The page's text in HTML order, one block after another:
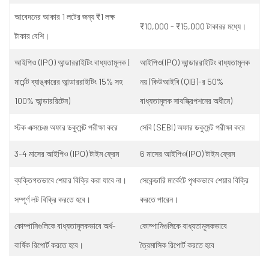
আবেদনের আকার 1 লটের জন্য ₹1 লক্ষ
টাকার বেশি।
₹10,000 - ₹15,000 টাকারর মধ্যে।
আইপিও (IPO) আন্ডাররাইটিং বাধ্যতামূলক (
মার্চেন্ট ব্যাঙ্কারের আন্ডাররাইটিং 15% সহ
100% আন্ডাররিটেন)
আইপিও(IPO) আন্ডাররাইটিং বাধ্যতামূলক
নয় (কিউআইবি (QIB)-র 50%
বাধ্যতামূলক সাবস্ক্রিপশনের অধীনে)
স্টক এক্সচেঞ্জ অফার ডকুমেন্ট পরীক্ষা করে সেবি (SEBI) অফার ডকুমেন্ট পরীক্ষা করে
3-4 মাসের আইপিও (IPO) টাইম ফ্রেম 6 মাসের আইপিও(IPO) টাইম ফ্রেম
ব্যক্তিগতভাবে শেয়ার বিক্রি করা যাবে না।
সম্পূর্ণ লট বিক্রি করতে হবে।
সেকেন্ডারি মার্কেটে পৃথকভাবে শেয়ার বিক্রি
করতে পারেন।
কোম্পানিগুলিকে বাধ্যতামূলকভাবে অর্ধ-
বার্ষিক রিপোর্ট করতে হবে।
কোম্পানিগুলিকে বাধ্যতামূলকভাবে
ত্রৈমাসিক রিপোর্ট করতে হবে